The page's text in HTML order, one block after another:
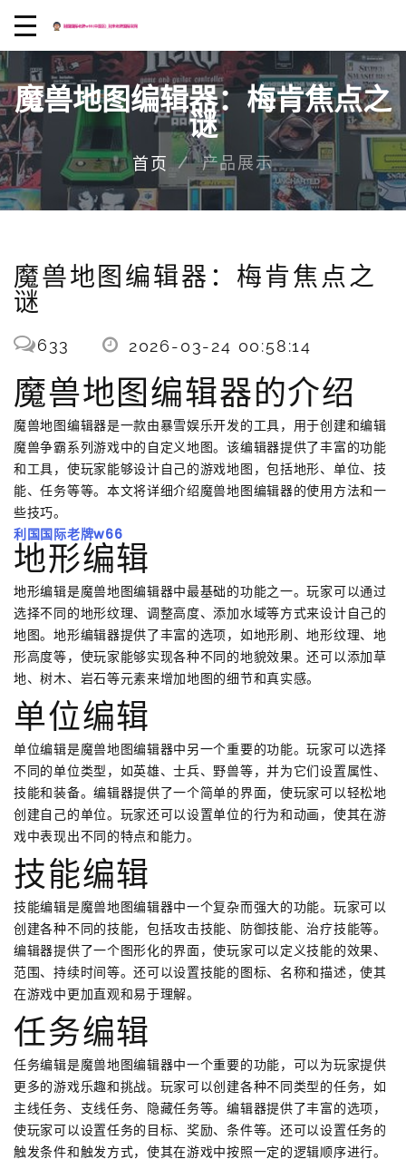
魔兽地图编辑器：梅肯焦点之
谜
首页 产品展示
魔兽地图编辑器：梅肯焦点之
谜
633 2026-03-24 00:58:14
魔兽地图编辑器的介绍
魔兽地图编辑器是一款由暴雪娱乐开发的工具，用于创建和编辑
魔兽争霸系列游戏中的自定义地图。该编辑器提供了丰富的功能
和工具，使玩家能够设计自己的游戏地图，包括地形、单位、技
能、任务等等。本文将详细介绍魔兽地图编辑器的使用方法和一
些技巧。
利国国际老牌w66
地形编辑
地形编辑是魔兽地图编辑器中最基础的功能之一。玩家可以通过
选择不同的地形纹理、调整高度、添加水域等方式来设计自己的
地图。地形编辑器提供了丰富的选项，如地形刷、地形纹理、地
形高度等，使玩家能够实现各种不同的地貌效果。还可以添加草
地、树木、岩石等元素来增加地图的细节和真实感。
单位编辑
单位编辑是魔兽地图编辑器中另一个重要的功能。玩家可以选择
不同的单位类型，如英雄、士兵、野兽等，并为它们设置属性、
技能和装备。编辑器提供了一个简单的界面，使玩家可以轻松地
创建自己的单位。玩家还可以设置单位的行为和动画，使其在游
戏中表现出不同的特点和能力。
技能编辑
技能编辑是魔兽地图编辑器中一个复杂而强大的功能。玩家可以
创建各种不同的技能，包括攻击技能、防御技能、治疗技能等。
编辑器提供了一个图形化的界面，使玩家可以定义技能的效果、
范围、持续时间等。还可以设置技能的图标、名称和描述，使其
在游戏中更加直观和易于理解。
任务编辑
任务编辑是魔兽地图编辑器中一个重要的功能，可以为玩家提供
更多的游戏乐趣和挑战。玩家可以创建各种不同类型的任务，如
主线任务、支线任务、隐藏任务等。编辑器提供了丰富的选项，
使玩家可以设置任务的目标、奖励、条件等。还可以设置任务的
触发条件和触发方式，使其在游戏中按照一定的逻辑顺序进行。